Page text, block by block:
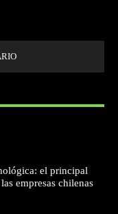
el principal
empresas chilenas